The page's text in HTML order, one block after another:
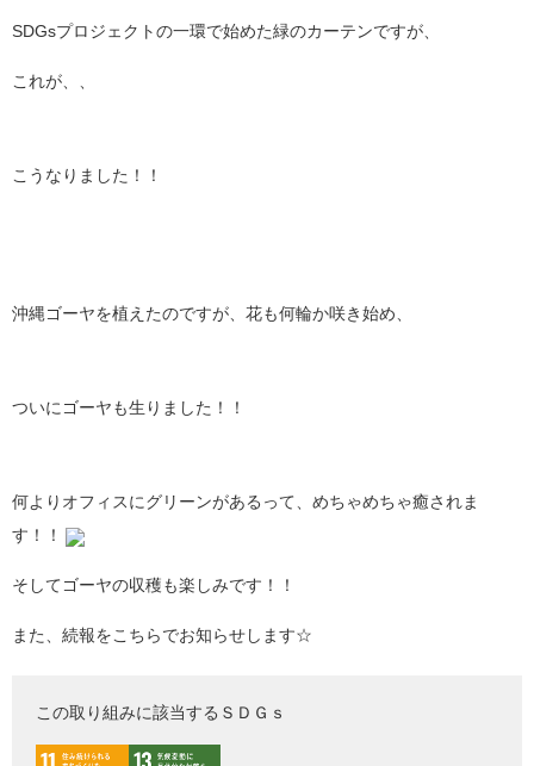
SDGsプロジェクトの一環で始めた緑のカーテンですが、
これが、、
こうなりました！！
沖縄ゴーヤを植えたのですが、花も何輪か咲き始め、
ついにゴーヤも生りました！！
何よりオフィスにグリーンがあるって、めちゃめちゃ癒されま
す！！
そしてゴーヤの収穫も楽しみです！！
また、続報をこちらでお知らせします☆
この取り組みに該当するＳＤＧｓ